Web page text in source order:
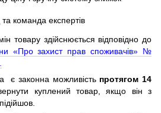
та команда експертів
товару здійснюється відповідно до
«Про захист прав споживачів» №
є законна можливість протягом 14
куплений товар, якщо він з